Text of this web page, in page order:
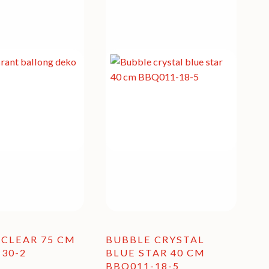
75 CM
2
BUBBLE CRYSTAL
BLUE STAR 40 CM
BBQ011-18-5